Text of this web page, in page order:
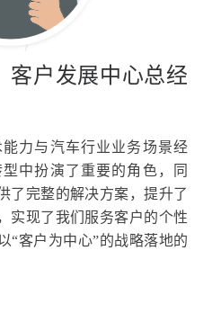
客户发展中心总经
力与汽车行业业务场景经
中扮演了重要的角色，同
了完整的解决方案，提升了
实现了我们服务客户的个性
“客户为中心”的战略落地的